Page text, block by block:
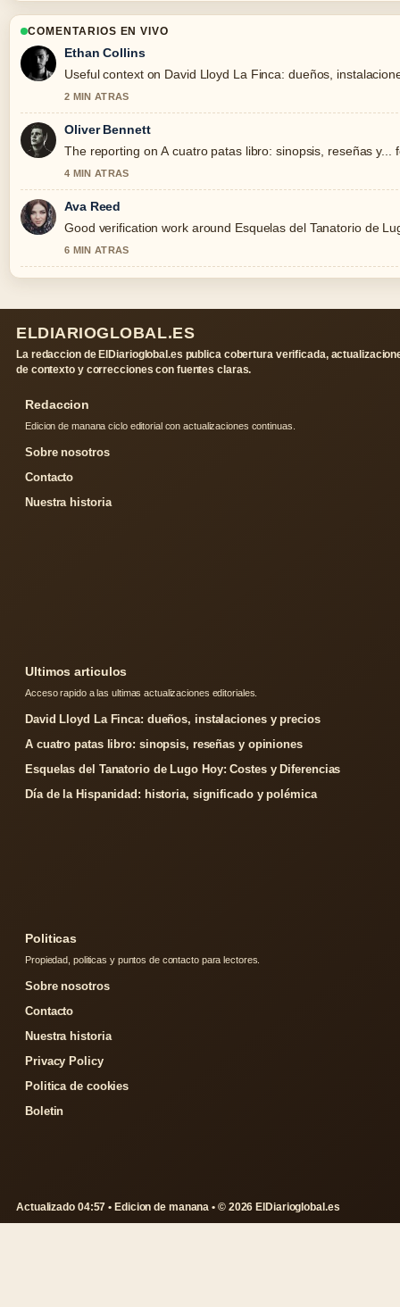
COMENTARIOS EN VIVO
Ethan Collins
Useful context on David Lloyd La Finca: dueños,
2 MIN ATRAS
Oliver Bennett
The reporting on A cuatro patas libro: sinopsis, reseñas y...
4 MIN ATRAS
Ava Reed
Good verification work around Esquelas del Tanatorio de
6 MIN ATRAS
ELDIARIOGLOBAL.ES
La redaccion de ElDiarioglobal.es publica cobertura verificada,
de contexto y correcciones con fuentes claras.
Redaccion
Edicion de manana ciclo editorial con actualizaciones continuas.
Sobre nosotros
Contacto
Nuestra historia
Ultimos articulos
Acceso rapido a las ultimas actualizaciones editoriales.
David Lloyd La Finca: dueños, instalaciones y precios
A cuatro patas libro: sinopsis, reseñas y opiniones
Esquelas del Tanatorio de Lugo Hoy: Costes y Diferencias
Día de la Hispanidad: historia, significado y polémica
Politicas
Propiedad, politicas y puntos de contacto para lectores.
Sobre nosotros
Contacto
Nuestra historia
Privacy Policy
Politica de cookies
Boletin
Actualizado 04:57 • Edicion de manana • © 2026 ElDiarioglobal.es